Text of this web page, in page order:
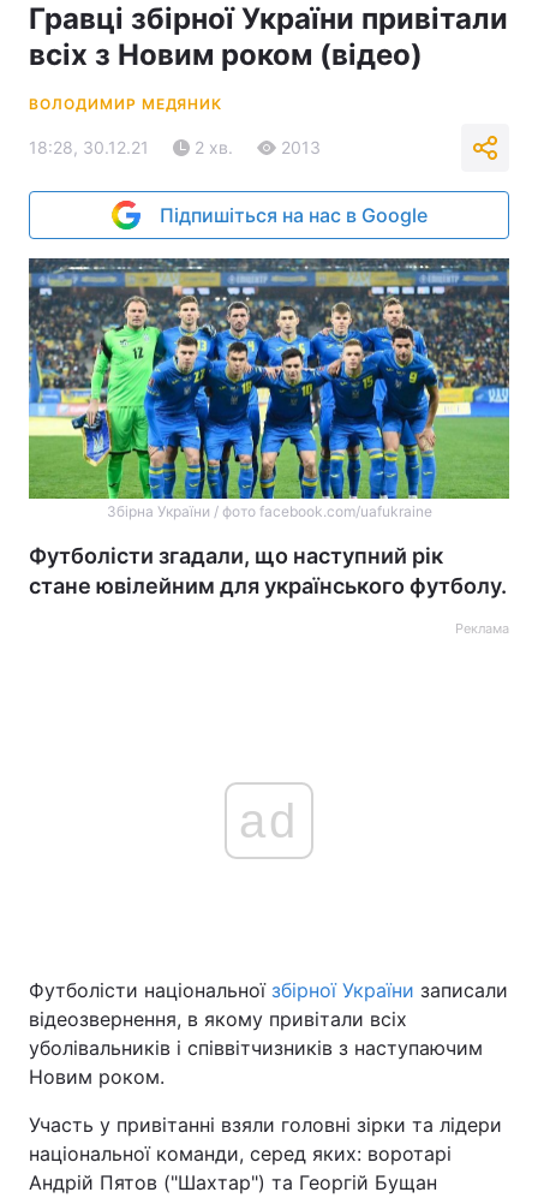
Гравці збірної України привітали
всіх з Новим роком (відео)
ВОЛОДИМИР МЕДЯНИК
18:28, 30.12.21 2 хв. 2013
Підпишіться на нас в Google
Збірна України / фото facebook.com/uafukraine
Футболісти згадали, що наступний рік
стане ювілейним для українського футболу.
Реклама
ad
Футболісти національної збірної України записали
відеозвернення, в якому привітали всіх
уболівальників і співвітчизників з наступаючим
Новим роком.
Участь у привітанні взяли головні зірки та лідери
національної команди, серед яких: воротарі
Андрій Пятов ("Шахтар") та Георгій Бущан